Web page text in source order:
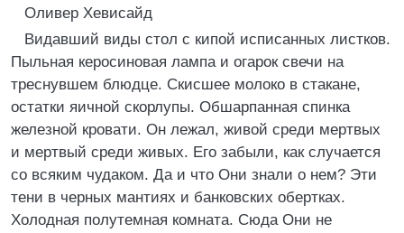
Оливер Хевисайд
Видавший виды стол с кипой исписанных листков.
Пыльная керосиновая лампа и огарок свечи на
треснувшем блюдце. Скисшее молоко в стакане,
остатки яичной скорлупы. Обшарпанная спинка
железной кровати. Он лежал, живой среди мертвых
и мертвый среди живых. Его забыли, как случается
со всяким чудаком. Да и что Они знали о нем? Эти
тени в черных мантиях и банковских обертках.
Холодная полутемная комната. Сюда Они не